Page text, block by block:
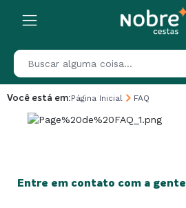
Você está em:Página Inicial FAQ
Entre em contato com a gente